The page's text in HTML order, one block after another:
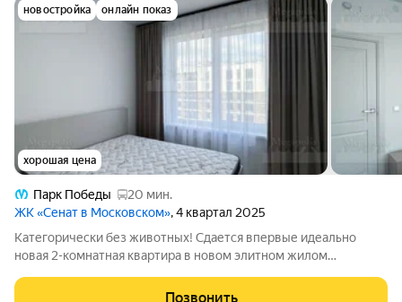
новостройка онлайн показ
хорошая цена
Парк Победы
20 мин.
ЖК «Сенат в Московском», 4 квартал 2025
Категорически без животных! Сдается впервые идеально
новая 2-комнатная квартира в новом элитном жилом
состоянии, полностью укомплектована и готова к
Позвонить